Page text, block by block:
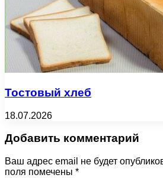
Тостовый хлеб
18.07.2026
Добавить комментарий
Ваш адрес email не будет
поля помечены *